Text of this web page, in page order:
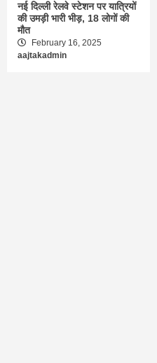
नई दिल्ली रेलवे स्टेशन पर यात्रियों
की उमड़ी भारी भीड़, 18 लोगों की
मौत
February 16, 2025
aajtakadmin